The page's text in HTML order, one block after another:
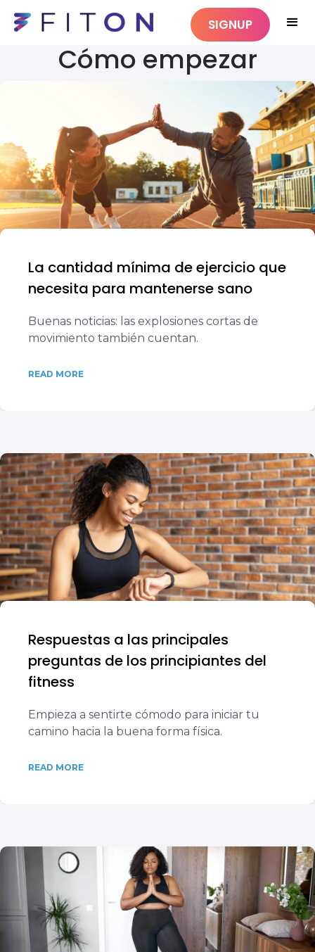
SIGNUP
Cómo empezar
La cantidad mínima de ejercicio que
necesita para mantenerse sano
Buenas noticias: las explosiones cortas de
movimiento también cuentan.
READ MORE
Respuestas a las principales
preguntas de los principiantes del
fitness
Empieza a sentirte cómodo para iniciar tu
camino hacia la buena forma física.
READ MORE